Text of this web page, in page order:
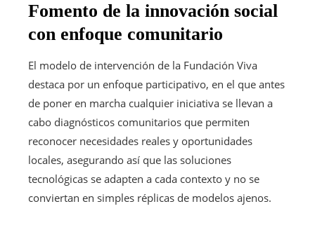
Fomento de la innovación social
con enfoque comunitario
El modelo de intervención de la Fundación Viva
destaca por un enfoque participativo, en el que antes
de poner en marcha cualquier iniciativa se llevan a
cabo diagnósticos comunitarios que permiten
reconocer necesidades reales y oportunidades
locales, asegurando así que las soluciones
tecnológicas se adapten a cada contexto y no se
conviertan en simples réplicas de modelos ajenos.